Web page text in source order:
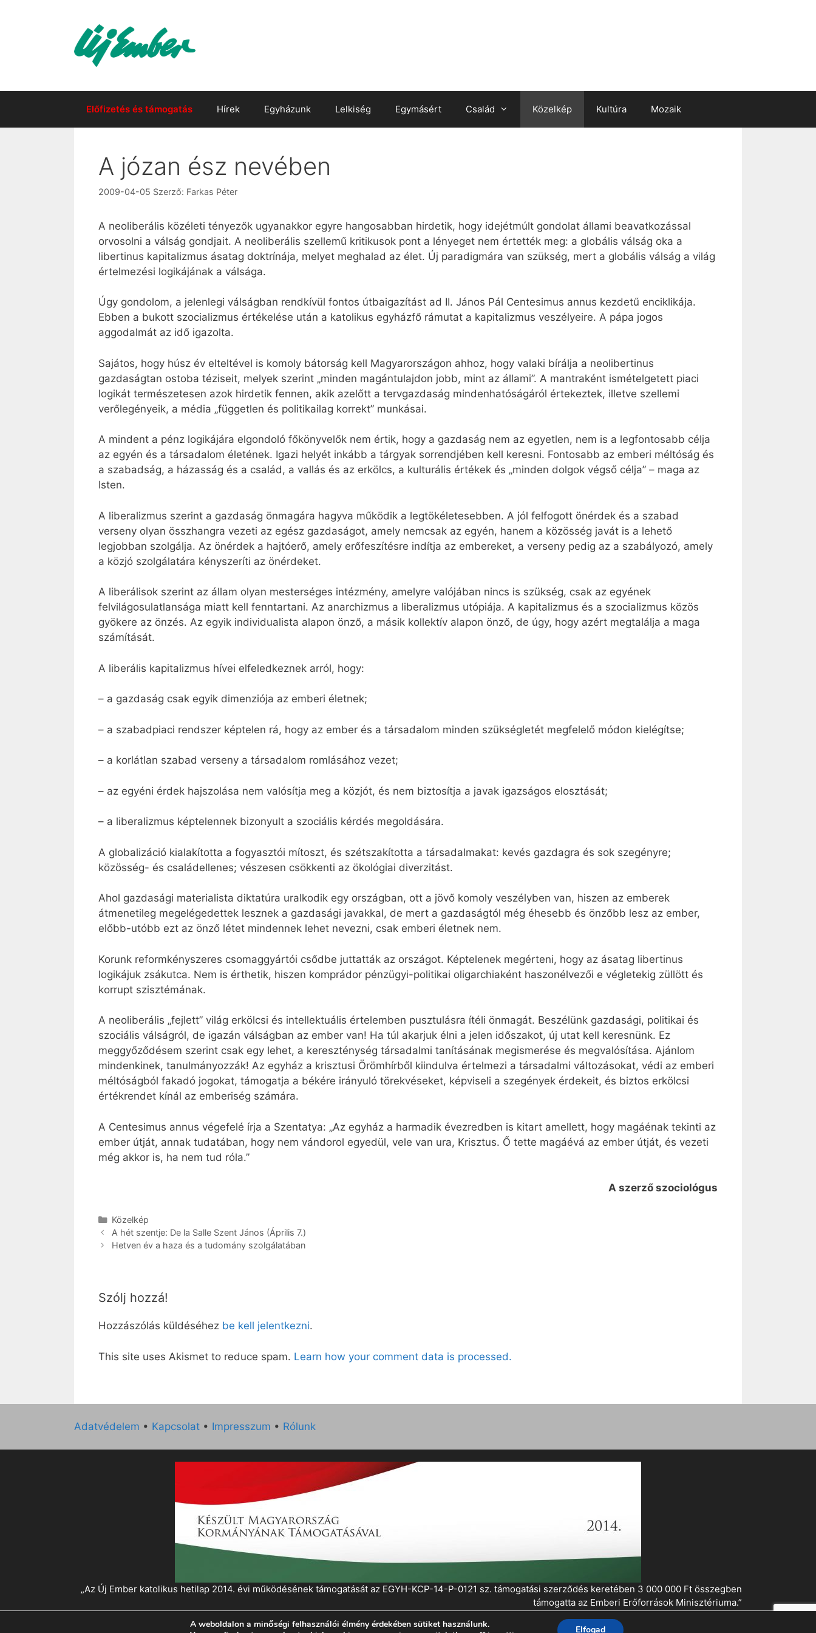
Előfizetés és támogatás Hírek Egyházunk Lelkiség Egymásért Család Közelkép Kultúra Mozaik
A józan ész nevében
2009-04-05 Szerző: Farkas Péter
A neoliberális közéleti tényezők ugyanakkor egyre hangosabban hirdetik, hogy idejétmúlt gondolat állami beavatkozással
orvosolni a válság gondjait. A neoliberális szellemű kritikusok pont a lényeget nem értették meg: a globális válság oka a
libertinus kapitalizmus ásatag doktrínája, melyet meghalad az élet. Új paradigmára van szükség, mert a globális válság a világ
értelmezési logikájának a válsága.
Úgy gondolom, a jelenlegi válságban rendkívül fontos útbaigazítást ad II. János Pál Centesimus annus kezdetű enciklikája.
Ebben a bukott szocializmus értékelése után a katolikus egyházfő rámutat a kapitalizmus veszélyeire. A pápa jogos
aggodalmát az idő igazolta.
Sajátos, hogy húsz év elteltével is komoly bátorság kell Magyarországon ahhoz, hogy valaki bírálja a neolibertinus
gazdaságtan ostoba téziseit, melyek szerint „minden magántulajdon jobb, mint az állami”. A mantraként ismételgetett piaci
logikát természetesen azok hirdetik fennen, akik azelőtt a tervgazdaság mindenhatóságáról értekeztek, illetve szellemi
verőlegényeik, a média „független és politikailag korrekt” munkásai.
A mindent a pénz logikájára elgondoló főkönyvelők nem értik, hogy a gazdaság nem az egyetlen, nem is a legfontosabb célja
az egyén és a társadalom életének. Igazi helyét inkább a tárgyak sorrendjében kell keresni. Fontosabb az emberi méltóság és
a szabadság, a házasság és a család, a vallás és az erkölcs, a kulturális értékek és „minden dolgok végső célja” – maga az
Isten.
A liberalizmus szerint a gazdaság önmagára hagyva működik a legtökéletesebben. A jól felfogott önérdek és a szabad
verseny olyan összhangra vezeti az egész gazdaságot, amely nemcsak az egyén, hanem a közösség javát is a lehető
legjobban szolgálja. Az önérdek a hajtóerő, amely erőfeszítésre indítja az embereket, a verseny pedig az a szabályozó, amely
a közjó szolgálatára kényszeríti az önérdeket.
A liberálisok szerint az állam olyan mesterséges intézmény, amelyre valójában nincs is szükség, csak az egyének
felvilágosulatlansága miatt kell fenntartani. Az anarchizmus a liberalizmus utópiája. A kapitalizmus és a szocializmus közös
gyökere az önzés. Az egyik individualista alapon önző, a másik kollektív alapon önző, de úgy, hogy azért megtalálja a maga
számítását.
A liberális kapitalizmus hívei elfeledkeznek arról, hogy:
– a gazdaság csak egyik dimenziója az emberi életnek;
– a szabadpiaci rendszer képtelen rá, hogy az ember és a társadalom minden szükségletét megfelelő módon kielégítse;
– a korlátlan szabad verseny a társadalom romlásához vezet;
– az egyéni érdek hajszolása nem valósítja meg a közjót, és nem biztosítja a javak igazságos elosztását;
– a liberalizmus képtelennek bizonyult a szociális kérdés megoldására.
A globalizáció kialakította a fogyasztói mítoszt, és szétszakította a társadalmakat: kevés gazdagra és sok szegényre;
közösség- és családellenes; vészesen csökkenti az ökológiai diverzitást.
Ahol gazdasági materialista diktatúra uralkodik egy országban, ott a jövő komoly veszélyben van, hiszen az emberek
átmenetileg megelégedettek lesznek a gazdasági javakkal, de mert a gazdaságtól még éhesebb és önzőbb lesz az ember,
előbb-utóbb ezt az önző létet mindennek lehet nevezni, csak emberi életnek nem.
Korunk reformkényszeres csomaggyártói csődbe juttatták az országot. Képtelenek megérteni, hogy az ásatag libertinus
logikájuk zsákutca. Nem is érthetik, hiszen komprádor pénzügyi-politikai oligarchiaként haszonélvezői e végletekig züllött és
korrupt szisztémának.
A neoliberális „fejlett” világ erkölcsi és intellektuális értelemben pusztulásra ítéli önmagát. Beszélünk gazdasági, politikai és
szociális válságról, de igazán válságban az ember van! Ha túl akarjuk élni a jelen időszakot, új utat kell keresnünk. Ez
meggyőződésem szerint csak egy lehet, a kereszténység társadalmi tanításának megismerése és megvalósítása. Ajánlom
mindenkinek, tanulmányozzák! Az egyház a krisztusi Örömhírből kiindulva értelmezi a társadalmi változásokat, védi az emberi
méltóságból fakadó jogokat, támogatja a békére irányuló törekvéseket, képviseli a szegények érdekeit, és biztos erkölcsi
értékrendet kínál az emberiség számára.
A Centesimus annus végefelé írja a Szentatya: „Az egyház a harmadik évezredben is kitart amellett, hogy magáénak tekinti az
ember útját, annak tudatában, hogy nem vándorol egyedül, vele van ura, Krisztus. Ő tette magáévá az ember útját, és vezeti
még akkor is, ha nem tud róla.”
A szerző szociológus
Kategória
Közelkép
A hét szentje: De la Salle Szent János (Április 7.)
Hetven év a haza és a tudomány szolgálatában
Szólj hozzá!
Hozzászólás küldéséhez be kell jelentkezni.
This site uses Akismet to reduce spam. Learn how your comment data is processed.
Adatvédelem • Kapcsolat • Impresszum • Rólunk
„Az Új Ember katolikus hetilap 2014. évi működésének támogatását az EGYH-KCP-14-P-0121 sz. támogatási szerződés keretében 3 000 000 Ft összegben
támogatta az Emberi Erőforrások Minisztériuma.”
© 2026 Magyar Kurír - Új Ember• KészültGeneratePress
A weboldalon a minőségi felhasználói élmény érdekében sütiket használunk.
Elfogad